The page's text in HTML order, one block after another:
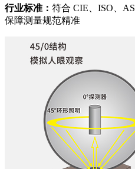
行业标准： 符合 CIE、ISO、
保障测量规范精准